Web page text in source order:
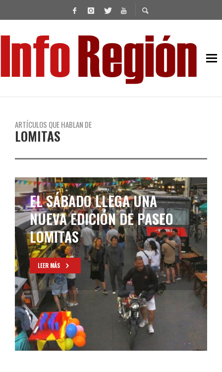
ARTÍCULOS QUE HABLAN DE
LOMITAS
EL SÁBADO LLEGA UNA
NUEVA EDICIÓN DE PASEO
LOMITAS
LEER MÁS